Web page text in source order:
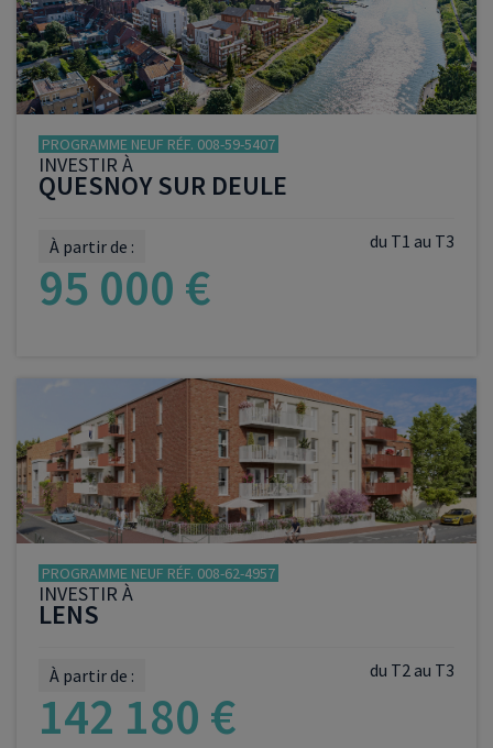
PROGRAMME NEUF RÉF. 008-59-5407
INVESTIR À
QUESNOY SUR DEULE
du T1 au T3
À partir de :
95 000 €
VOIR LE PROGRAMME
PROGRAMME NEUF RÉF. 008-62-4957
INVESTIR À
LENS
du T2 au T3
À partir de :
142 180 €